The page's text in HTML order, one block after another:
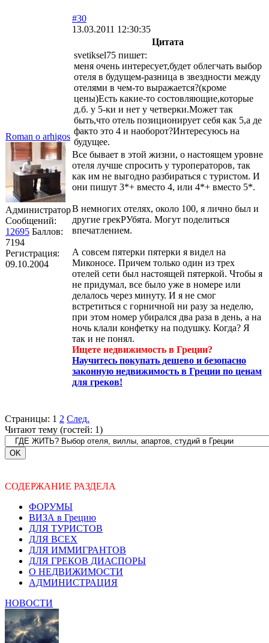
Roman o arhigos
Администратор
Сообщений:
12695 Баллов:
7194
Регистрация:
09.10.2004
#30
13.03.2011 12:30:35
Цитата
svetiksel75 пишет:
меня очень интересует,будет облегчать выбор
отеля в будущем-разница в звездности между
отелями в чем-то выражается?(кроме
цены)Есть какие-то состовляющие,которые
д.б. у 5-ки и нет у четверки.Может так
быть,что отель позиционирует себя как 5,а де
факто это 4 и наоборот?Интересуюсь на
будущее.
Все бывает в этой жизни, о настоящем уровне
отеля лучше спросить у туроператоров, так
как им не выгодно разбираться с туристом. И
они пишут 3*+ вместо 4, или 4*+ вместо 5*.
В немногих отелях, около 100, я лично был и
другие грекРУбята. Могут поделиться
впечатлением.
А совсем пятерки пятерки я видел на
Миконосе. Причем только один из трех
отелей сети был настоящей пятеркой. Чтобы я
не придумал, все было уже в номере или
делалось через минуту. И я не смог
встретиться с горничной ни разу за неделю,
при этом номер убирался два раза в день, а на
ночь клали конфетку на подушку. Когда? Я
так и не понял.
Ищете недвижимость в Греции?
Научитесь покупать дешево и безопасно
законную недвижимость в Греции по ценам
для греков!
Страницы: 1 2 След.
Читают тему (гостей: 1)
СОДЕРЖАНИЕ РАЗДЕЛА
ФОРУМЫ
ВИЗА в Грецию
ДЛЯ ТУРИСТОВ
ДЛЯ ВСЕХ
ДЛЯ ИММИГРАНТОВ
ДЛЯ ГРЕКОВ ДИАСПОРЫ
О НЕДВИЖИМОСТИ
АДМИНИСТРАЦИЯ
НОВОСТИ